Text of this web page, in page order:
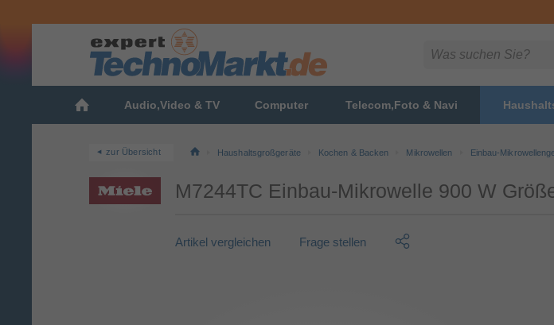
Audio,Video & TV Computer Telecom,Foto & Navi
zur Übersicht Haushaltsgroßgeräte Kochen & Backen Mikrowellen Einbau-
M7244TC Einbau-Mikrowelle 900 W
Artikel vergleichen Frage stellen